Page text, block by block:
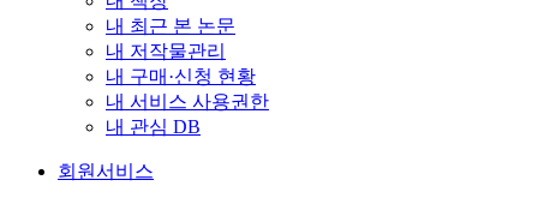
내 최근 본 논문
내 저작물관리
내 구매·신청 현황
내 서비스 사용권한
내 관심 DB
회원서비스